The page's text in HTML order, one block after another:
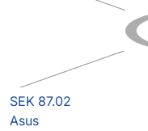
SEK 87.02
Asus